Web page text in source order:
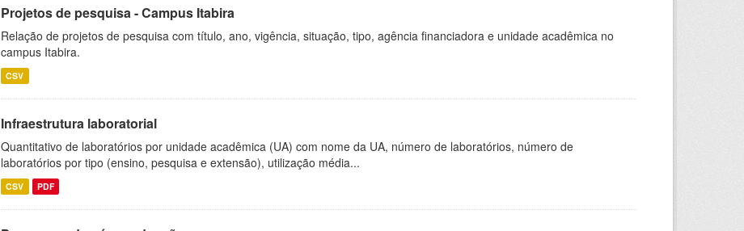
Projetos de pesquisa - Campus Itabira
Relação de projetos de pesquisa com título, ano, vigência, situação, tipo, agência financiadora e unidade acadêmica no
campus Itabira.
CSV
Infraestrutura laboratorial
Quantitativo de laboratórios por unidade acadêmica (UA) com nome da UA, número de laboratórios, número de
laboratórios por tipo (ensino, pesquisa e extensão), utilização média...
CSV PDF